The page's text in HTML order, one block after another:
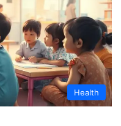
Health